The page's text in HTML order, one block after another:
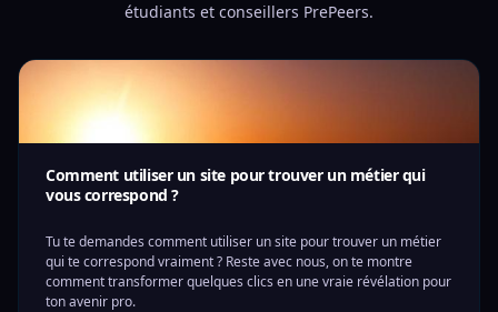
étudiants et conseillers PrePeers.
Comment utiliser un site pour trouver un métier qui
vous correspond ?
Tu te demandes comment utiliser un site pour trouver un métier
qui te correspond vraiment ? Reste avec nous, on te montre
comment transformer quelques clics en une vraie révélation pour
ton avenir pro.